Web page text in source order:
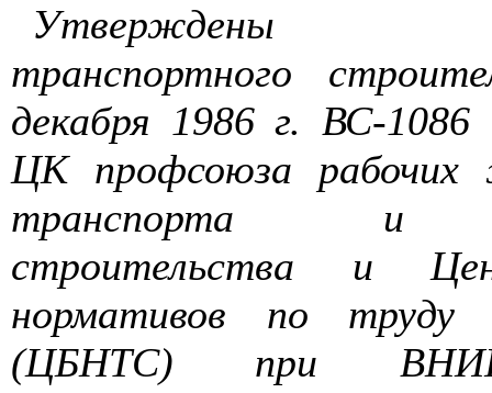
Утверждены
транспортного
декабря 1986 г. ВС-1086
ЦК профсоюза рабочих
транспорта и
строительства и
нормативов по труду
(ЦБНТС) при